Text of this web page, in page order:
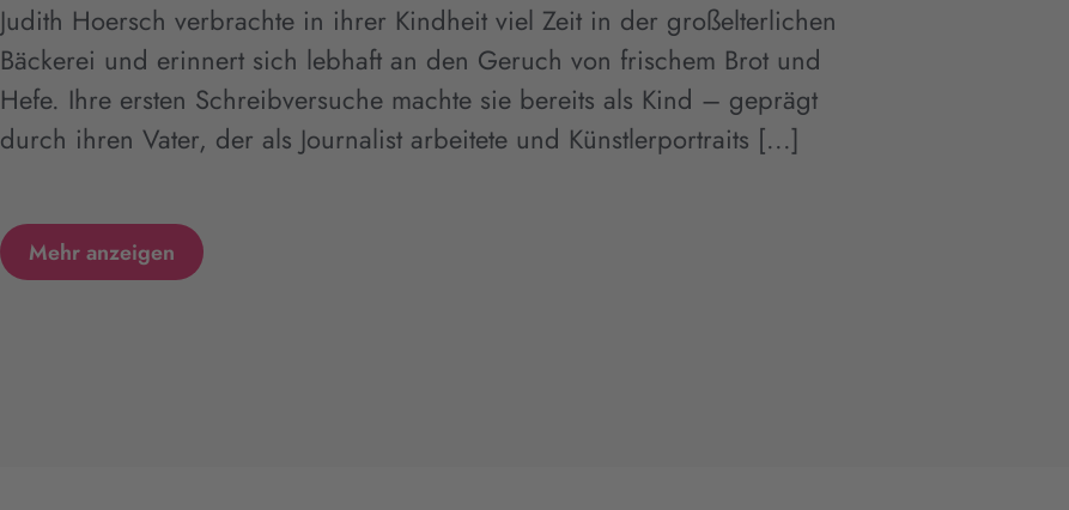
Judith Hoersch verbrachte in ihrer Kindheit viel Zeit in der großelterlichen
Bäckerei und erinnert sich lebhaft an den Geruch von frischem Brot und
Hefe. Ihre ersten Schreibversuche machte sie bereits als Kind – geprägt
durch ihren Vater, der als Journalist arbeitete und Künstlerportraits [...]
Mehr anzeigen